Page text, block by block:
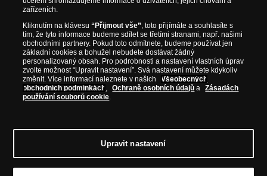
zařízeních.
Kliknutím na klávesu“Přijmout vše”, toto přijímáte a souhlasíte s
tím, že tyto informace budeme sdílet se třetími stranami, např. našimi
obchodními partnery. Pokud toto odmítnete, budeme používat jen
základní cookies a bohužel nebudete dostávat žádný
personalizovaný obsah. Pro podrobnosti a nastavení vlastních úprav
zvolte možnost “Upravit nastavení”. Svá nastavení můžete kdykoliv
změnit. Více informací naleznete v našich
Všeobecných
obchodních podmínkách , Ochraně osobních údajů a
Zásadách
používání souborů cookie.
Upravit nastavení